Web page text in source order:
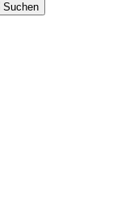
Suchen